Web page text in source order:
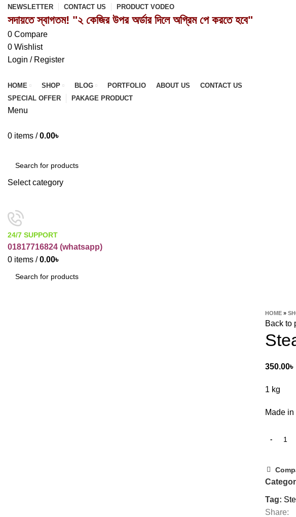
NEWSLETTER CONTACT US PRODUCT VODEO
সদায়তে স্বাগতম! "২ কেজির উপর অর্ডার দিলে অগ্রিম পে করতে হবে"
0 Compare
0 Wishlist
Login / Register
HOME SHOP BLOG PORTFOLIO ABOUT US
CONTACT US
SPECIAL OFFER
PAKAGE PRODUCT
Menu
0 items / 0.00৳
Select category
24/7 SUPPORT
01817716824 (whatsapp)
0 items / 0.00৳
HOME»
Back to
350.00৳
1 kg
Made
Tag:
Share: